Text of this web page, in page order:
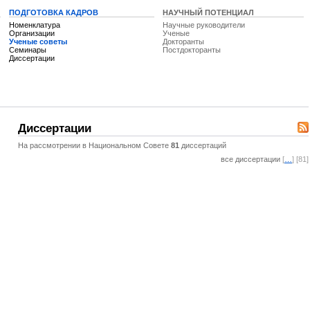
ПОДГОТОВКА КАДРОВ
Номенклатура
Организации
Ученые советы
Семинары
Диссертации
НАУЧНЫЙ ПОТЕНЦИАЛ
Научные руководители
Ученые
Докторанты
Постдокторанты
Диссертации
На рассмотрении в Национальном Совете 81 диссертаций
все диссертации [ ] [81]